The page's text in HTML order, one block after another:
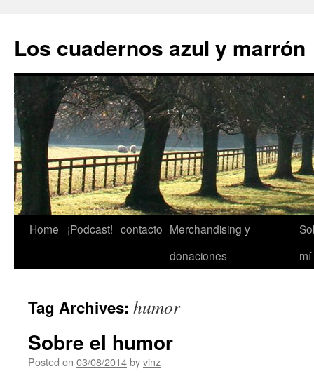
content
Los cuadernos azul y marrón
Home ¡Podcast! contacto Merchandising y
donaciones
mí
Tag Archives: humor
Sobre el humor
Posted on 03/08/2014byvinz